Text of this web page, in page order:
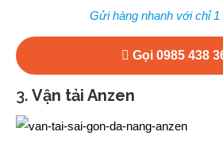
Gửi hàng nhanh với chỉ 1
Gọi 0985 438
3. Vận tải Anzen